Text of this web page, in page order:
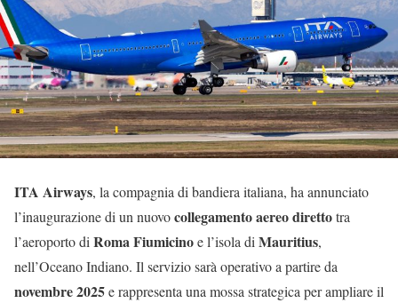
ITA Airways, la compagnia di bandiera italiana, ha annunciato
l’inaugurazione di un nuovocollegamento aereo direttotra
l’aeroporto diRoma Fiumicinoe l’isola diMauritius,
nell’Oceano Indiano. Il servizio sarà operativo a partire da
novembre 2025e rappresenta una mossa strategica per ampliare il